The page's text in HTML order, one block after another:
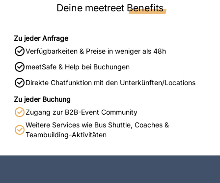
Deine meetreet Benefits
Zu jeder Anfrage
Verfügbarkeiten & Preise in weniger als 48h
meetSafe & Help bei Buchungen
Direkte Chatfunktion mit den Unterkünften/Locations
Zu jeder Buchung
Zugang zur B2B-Event Community
Weitere Services wie Bus Shuttle, Coaches &
Teambuilding-Aktivitäten